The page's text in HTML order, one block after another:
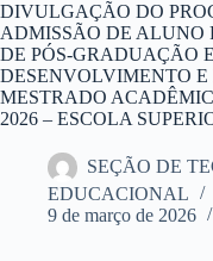
DIVULGAÇÃO DO
ADMISSÃO DE ALUNO
DE PÓS-GRADUAÇÃO
DESENVOLVIMENTO E
MESTRADO
2026 – ESCOLA
SEÇÃO DE
EDUCACIONAL
9 de março de 2026